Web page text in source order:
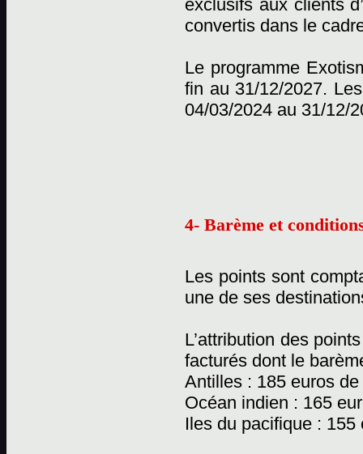
exclusifs aux clients
convertis dans le
Le programme
fin au 31/12/2027.
04/03/2024 au 31/12/
4- Barème et
Les points sont
une de ses
L’attribution des
facturés dont le
Antilles : 185 euros
Océan indien : 165
Iles du pacifique :